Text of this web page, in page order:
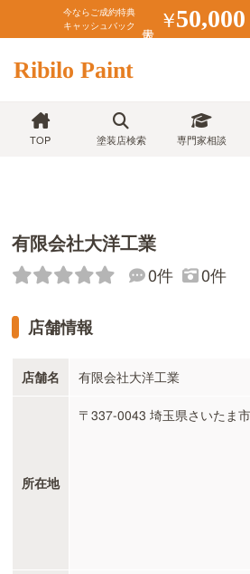
今ならご成約特典
キャッシュバック
￥50,000
Ribilo Paint
TOP 塗装店検索 専門家相談
有限会社大洋工業
0件 0件
店舗情報
店舗名 有限会社大洋工業
所在地
〒337-0043 埼玉県さいたま